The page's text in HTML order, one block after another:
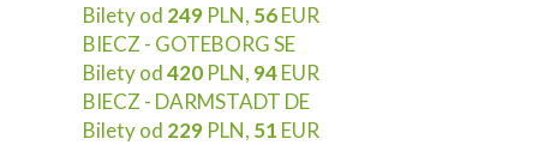
Bilety od 249 PLN, 56EUR
BIECZ - GOTEBORG SE
Bilety od420 PLN, 94EUR
BIECZ - DARMSTADT DE
Bilety od 229 PLN, 51 EUR